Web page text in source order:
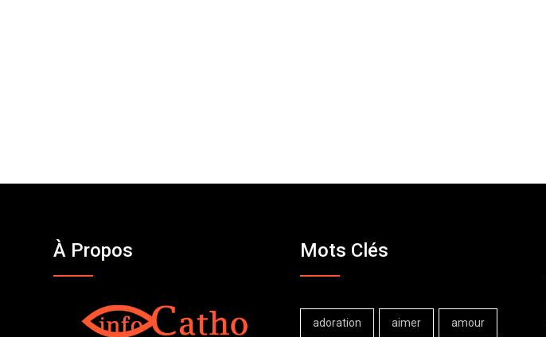
À Propos Mots Clés
adoration aimer amour